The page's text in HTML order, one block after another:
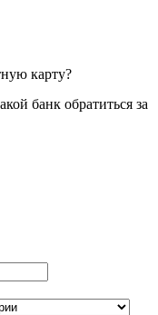
карту?
банк обратиться за